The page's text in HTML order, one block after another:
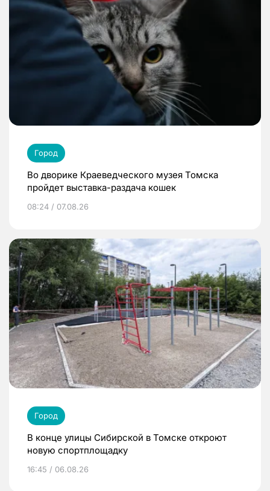
Город
Во дворике Краеведческого музея Томска
пройдет выставка-раздача кошек
08:24 / 07.08.26
Город
В конце улицы Сибирской в Томске откроют
новую спортплощадку
16:45 / 06.08.26